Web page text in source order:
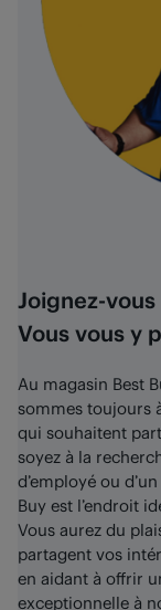
Joignez-
Vous vous y
Au magasin Best
sommes toujours
qui souhaitent
soyez à la
d’employé ou
Buy est l’endroit
Vous aurez du
partagent vos
en aidant à offrir
exceptionnelle à